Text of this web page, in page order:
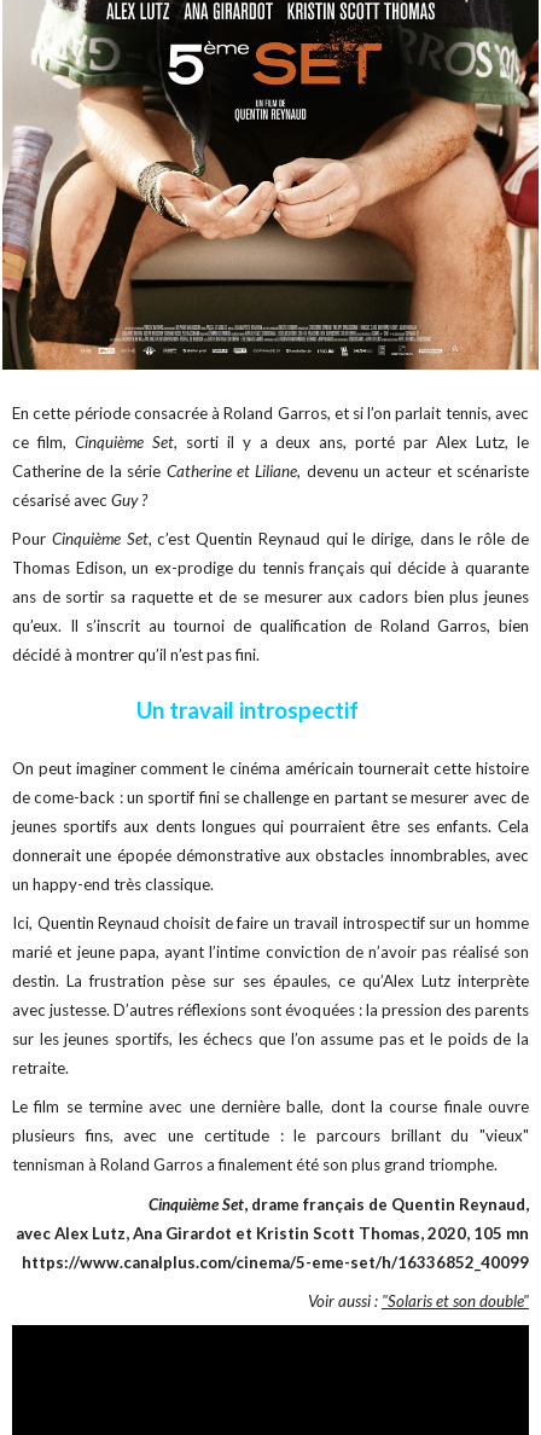
En cette période consacrée à Roland Garros, et si l’on parlait tennis, avec
ce film, Cinquième Set, sorti il y a deux ans, porté par Alex Lutz, le
Catherine de la série Catherine et Liliane, devenu un acteur et scénariste
césarisé avecGuy ?
Pour Cinquième Set, c’est Quentin Reynaud qui le dirige, dans le rôle de
Thomas Edison, un ex-prodige du tennis français qui décide à quarante
ans de sortir sa raquette et de se mesurer aux cadors bien plus jeunes
qu’eux. Il s’inscrit au tournoi de qualification de Roland Garros, bien
décidé à montrer qu’il n’est pas fini.
Un travail introspectif
On peut imaginer comment le cinéma américain tournerait cette histoire
de come-back : un sportif fini se challenge en partant se mesurer avec de
jeunes sportifs aux dents longues qui pourraient être ses enfants. Cela
donnerait une épopée démonstrative aux obstacles innombrables, avec
un happy-end très classique.
Ici, Quentin Reynaud choisit de faire un travail introspectif sur un homme
marié et jeune papa, ayant l’intime conviction de n’avoir pas réalisé son
destin. La frustration pèse sur ses épaules, ce qu’Alex Lutz interprète
avec justesse. D’autres réflexions sont évoquées : la pression des parents
sur les jeunes sportifs, les échecs que l’on assume pas et le poids de la
retraite.
Le film se termine avec une dernière balle, dont la course finale ouvre
plusieurs fins, avec une certitude : le parcours brillant du "vieux"
tennisman à Roland Garros a finalement été son plus grand triomphe.
Cinquième Set, drame français de Quentin Reynaud,
avec Alex Lutz, Ana Girardot et Kristin Scott Thomas, 2020, 105 mn
https://www.canalplus.com/cinema/5-eme-set/h/16336852_40099
Voir aussi : "Solaris et son double"